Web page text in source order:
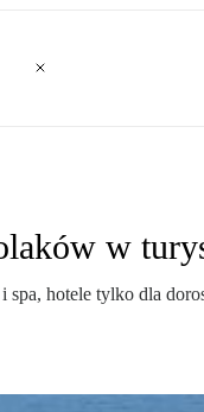
w
hotele tylko dla